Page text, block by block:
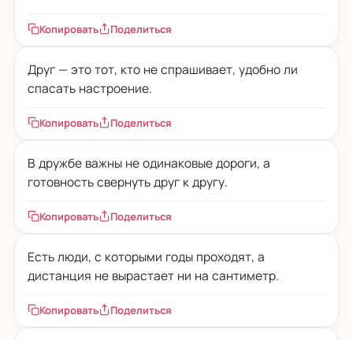
Копировать Поделиться
Друг — это тот, кто не спрашивает, удобно ли
спасать настроение.
Копировать Поделиться
В дружбе важны не одинаковые дороги, а
готовность свернуть друг к другу.
Копировать Поделиться
Есть люди, с которыми годы проходят, а
дистанция не вырастает ни на сантиметр.
Копировать Поделиться